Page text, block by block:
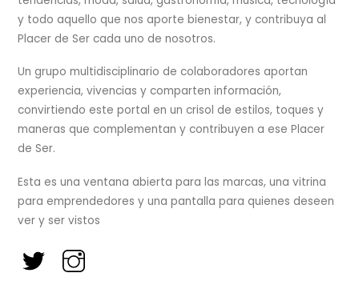
y todo aquello que nos aporte bienestar, y contribuya al
Placer de Ser cada uno de nosotros.
Un grupo multidisciplinario de colaboradores aportan
experiencia, vivencias y comparten información,
convirtiendo este portal en un crisol de estilos, toques y
maneras que complementan y contribuyen a ese Placer
de Ser.
Esta es una ventana abierta para las marcas, una vitrina
para emprendedores y una pantalla para quienes deseen
ver y ser vistos